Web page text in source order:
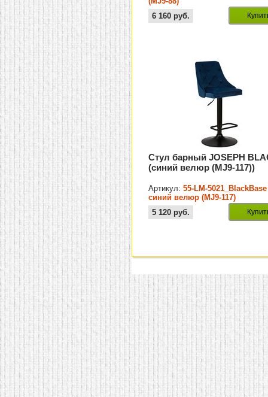
6 160 руб.
Стул барный JOSEPH
(синий велюр (MJ9-117))
Артикул:55-LM-5021_BlackBase
синий велюр (MJ9-117)
5 120 руб.